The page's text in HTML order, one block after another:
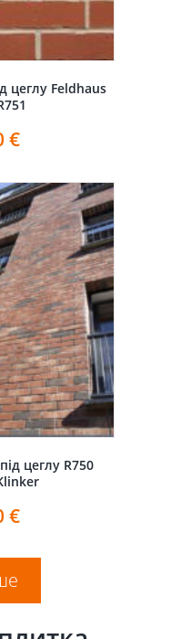
цеглу Feldhaus
€
цеглу R750
€